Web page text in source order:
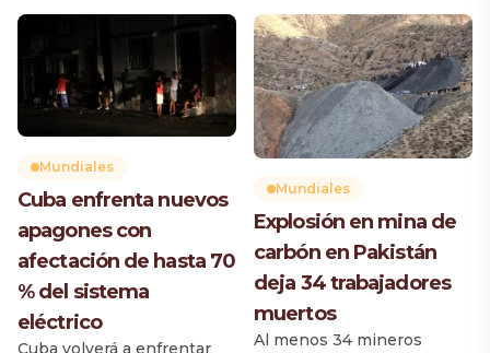
nuevas causas para impedir
el ingreso al país o cancelar
residencias de extranjeros
que hayan realizado
acciones consideradas
como agravios contra los
argentinos, su cultura o su
medida, publicada este
jueves en el Boletín Oficial,
[…]
aviones caza F-35 en un
ataque a una base aérea de
Jordania, y que un
petrolero haya violado el
bloqueo naval a los puertos
iraníes, como han
reportado medios de la
República Islámica. El
Comando Central del
Ejército de Estados […]
Mundiales
Cuba enfrenta nuevos
apagones con
afectación de hasta 70
% del sistema
eléctrico
Mundiales
Explosión en mina de
carbón en Pakistán
deja 34 trabajadores
muertos
Al menos 34 mineros